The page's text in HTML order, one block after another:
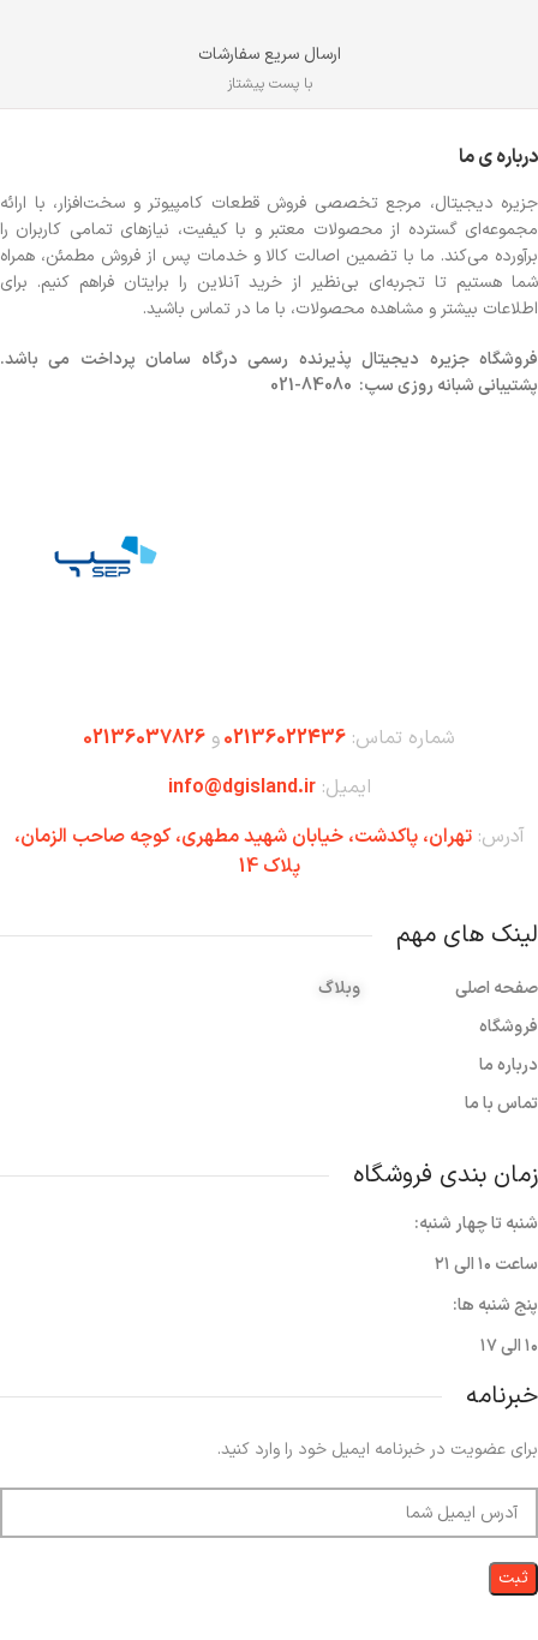
ارسال سریع سفارشات
با پست پیشتاز
درباره ی ما
جزیره دیجیتال، مرجع تخصصی فروش قطعات کامپیوتر و سخت‌افزار، با ارائه
مجموعه‌ای گسترده از محصولات معتبر و با کیفیت، نیازهای تمامی کاربران را
برآورده می‌کند. ما با تضمین اصالت کالا و خدمات پس از فروش مطمئن، همراه
شما هستیم تا تجربه‌ای بی‌نظیر از خرید آنلاین را برایتان فراهم کنیم. برای
اطلاعات بیشتر و مشاهده محصولات، با ما در تماس باشید.
فروشگاهجزیره دیجیتال پذیرنده رسمی درگاه سامان پرداخت می باشد.
پشتیبانی شبانه روزی سپ: 84080-021
شماره تماس: 02136022436و 02136037826
ایمیل:info@dgisland.ir
آدرس:تهران،‌ پاکدشت، خیابان شهید مطهری، کوچه صاحب الزمان،
پلاک 14
لینک های مهم
صفحه اصلی
فروشگاه
درباره ما
تماس با ما
وبلاگ
زمان بندی فروشگاه
شنبه تا چهار شنبه:
ساعت ۱۰ الی ۲۱
پنج شنبه ها:
۱۰ الی ۱۷
خبرنامه
برای عضویت در خبرنامه ایمیل خود را وارد کنید.